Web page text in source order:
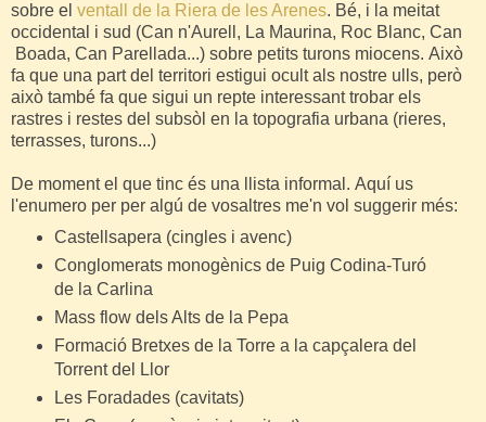
sobre el ventall de la Riera de les Arenes. Bé, i la meitat
occidental i sud (Can n'Aurell, La Maurina, Roc Blanc, Can
Boada, Can Parellada...) sobre petits turons miocens. Això
fa que una part del territori estigui ocult als nostre ulls, però
això també fa que sigui un repte interessant trobar els
rastres i restes del subsòl en la topografia urbana (rieres,
terrasses, turons...)
De moment el que tinc és una llista informal. Aquí us
l'enumero per per algú de vosaltres me'n vol suggerir més:
Castellsapera (cingles i avenc)
Conglomerats monogènics de Puig Codina-Turó
de la Carlina
Mass flow dels Alts de la Pepa
Formació Bretxes de la Torre a la capçalera del
Torrent del Llor
Les Foradades (cavitats)